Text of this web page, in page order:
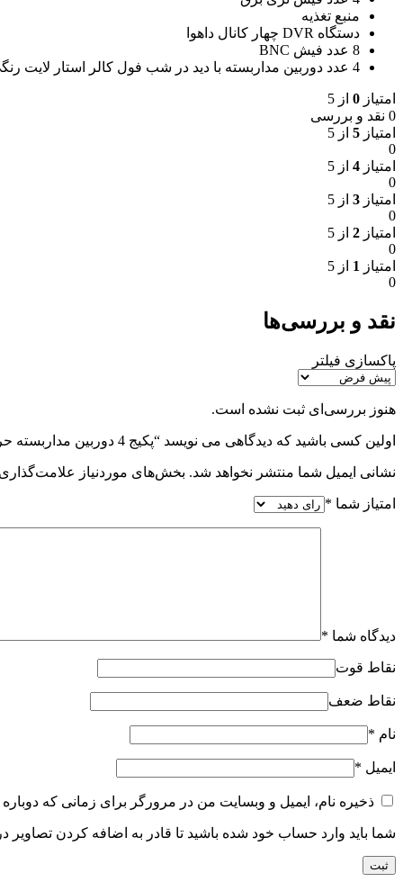
منبع تغذیه
دستگاه DVR چهار کانال داهوا
8 عدد فیش BNC
4 عدد دوربین مداربسته با دید در شب فول کالر استار لایت رنگی تا 20 متر بصورت رنگی در تاریکی مطلق
امتیاز 0 از 5
0 نقد و بررسی
امتیاز 5 از 5
0
امتیاز 4 از 5
0
امتیاز 3 از 5
0
امتیاز 2 از 5
0
امتیاز 1 از 5
0
نقد و بررسی‌ها
پاکسازی فیلتر
هنوز بررسی‌ای ثبت نشده است.
اولین کسی باشید که دیدگاهی می نویسد “پکیج 4 دوربین مداربسته حرفه ای دید درشب رنگی داهوا(پلاک خوان و تشخیص چهره در شب) 1209CMP”
نشانی ایمیل شما منتشر نخواهد شد. بخش‌های موردنیاز
امتیاز شما *
دیدگاه شما *
نقاط قوت
نقاط ضعف
نام *
ایمیل *
ذخیره نام، ایمیل و وبسایت من در مرورگر برای زمانی که
شما باید وارد حساب خود شده باشید تا قادر به اضافه کردن تصاویر